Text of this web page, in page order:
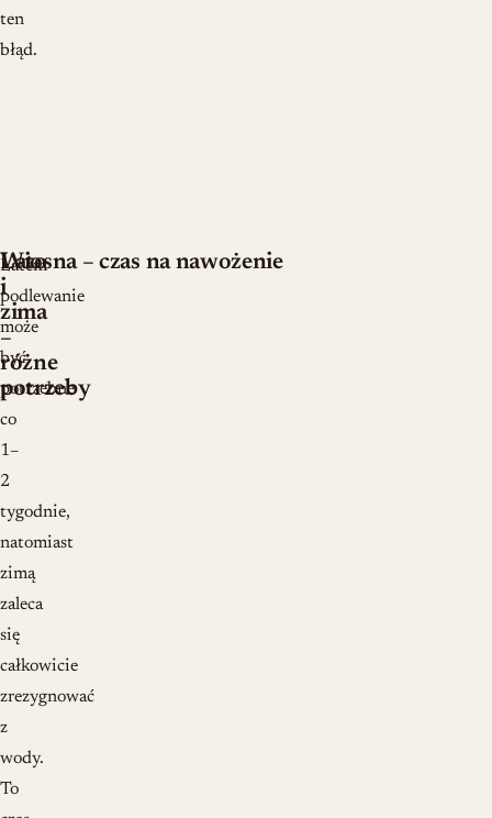
ten
błąd.
Lato
i
zima
–
różne
potrzeby
Latem
podlewanie
może
być
potrzebne
co
1–
2
tygodnie,
natomiast
zimą
zaleca
się
całkowicie
zrezygnować
z
wody.
To
Wiosna – czas na nawożenie